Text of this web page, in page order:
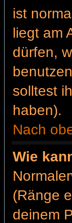
ist
liegt am
dürfen,
solltest
haben).
Nach
Wie
(Ränge
deinem